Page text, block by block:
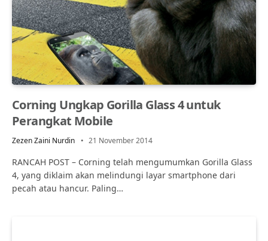
Corning Ungkap Gorilla Glass 4 untuk
Perangkat Mobile
Zezen Zaini Nurdin 21 November 2014
RANCAH POST – Corning telah mengumumkan Gorilla Glass
4, yang diklaim akan melindungi layar smartphone dari
pecah atau hancur. Paling…